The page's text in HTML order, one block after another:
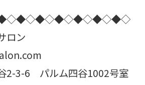
ロン
2-3-6 パルム四谷1002号室